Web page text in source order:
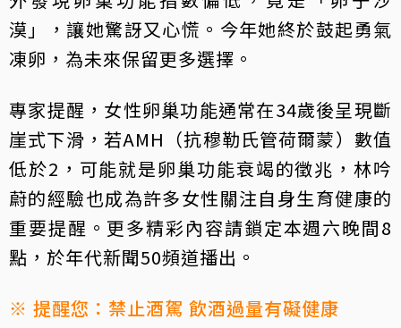
漠」，讓她驚訝又心慌。今年她終於鼓起勇氣
凍卵，為未來保留更多選擇。
專家提醒，女性卵巢功能通常在34歲後呈現斷
崖式下滑，若AMH（抗穆勒氏管荷爾蒙）數值
低於2，可能就是卵巢功能衰竭的徵兆，林吟
蔚的經驗也成為許多女性關注自身生育健康的
重要提醒。更多精彩內容請鎖定本週六晚間8
點，於年代新聞50頻道播出。
※ 提醒您：禁止酒駕 飲酒過量有礙健康